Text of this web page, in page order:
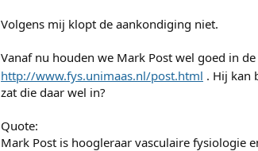
Volgens mij klopt de aankondiging niet.
Vanaf nu houden we Mark Post wel goed in
http://www.fys.unimaas.nl/post.html . Hij kan
zat die daar wel in?
Quote:
Mark Post is hoogleraar vasculaire fysiologie